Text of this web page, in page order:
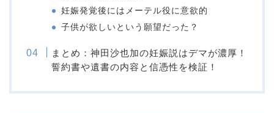
妊娠発覚後にはメーテル役に意欲的
子供が欲しいという願望だった？
まとめ：神田沙也加の妊娠説はデマが濃厚！
誓約書や遺書の内容と信憑性を検証！